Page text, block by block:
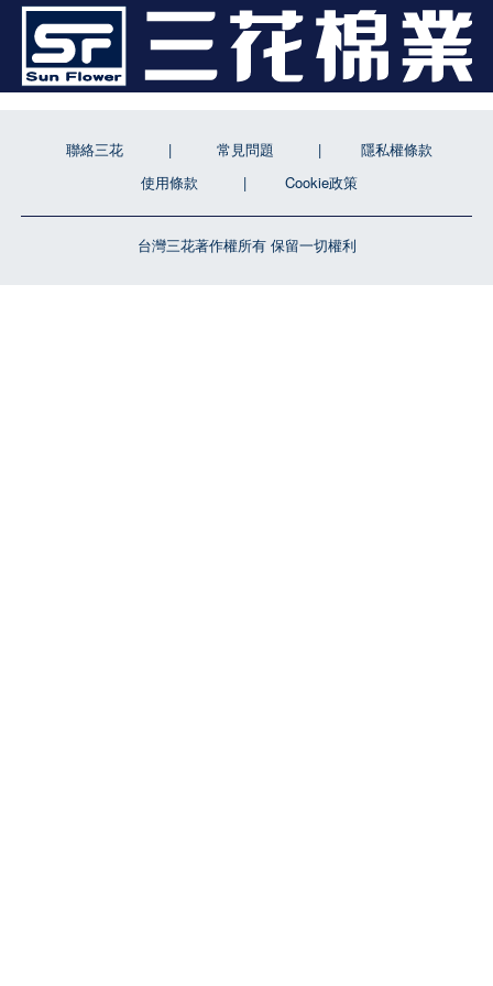
台灣三花著作權所有 保留一切權利
聯絡三花 常見問題
隱私權條款
使用條款
Cookie政策